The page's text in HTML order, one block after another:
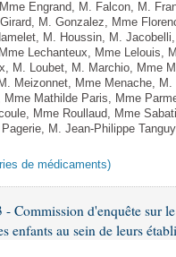
Engrand, M. Falcon, M.
M. Gonzalez, Mme
M. Houssin, M.
Lechanteux, Mme Lelouis,
M. Loubet, M. Marchio, Mme
Meizonnet, Mme Menache,
Mme Mathilde Paris, Mme
Mme Roullaud, Mme
M. Jean-Philippe
de médicaments)
Commission d'enquête sur
enfants au sein de leurs